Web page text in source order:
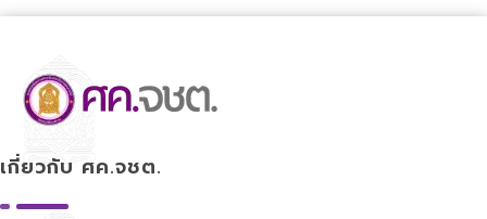
เกี่ยวกับ ศค.จชต.